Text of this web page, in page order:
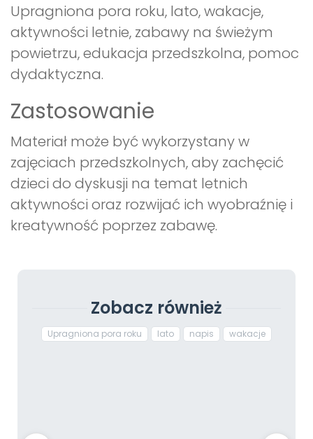
Upragniona pora roku, lato, wakacje,
aktywności letnie, zabawy na świeżym
powietrzu, edukacja przedszkolna, pomoc
dydaktyczna.
Zastosowanie
Materiał może być wykorzystany w
zajęciach przedszkolnych, aby zachęcić
dzieci do dyskusji na temat letnich
aktywności oraz rozwijać ich wyobraźnię i
kreatywność poprzez zabawę.
Zobacz również
Upragniona pora roku lato napis wakacje